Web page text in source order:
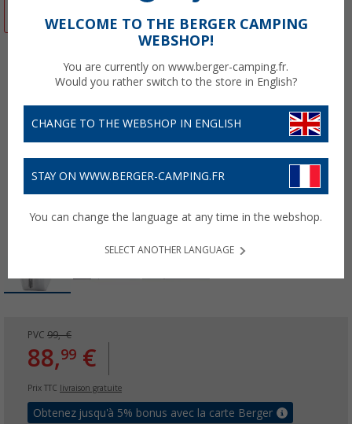
-10%
PVC 99,- €
88,99 €
Prix TTC livraison gratuite
Obtenez jusqu'à 5% bonus avec la carte Berger
WELCOME TO THE BERGER CAMPING
WEBSHOP!
You are currently on www.berger-camping.fr.
Would you rather switch to the store in English?
CHANGE TO THE WEBSHOP IN ENGLISH
STAY ON WWW.BERGER-CAMPING.FR
You can change the language at any time in the webshop.
SELECT ANOTHER LANGUAGE